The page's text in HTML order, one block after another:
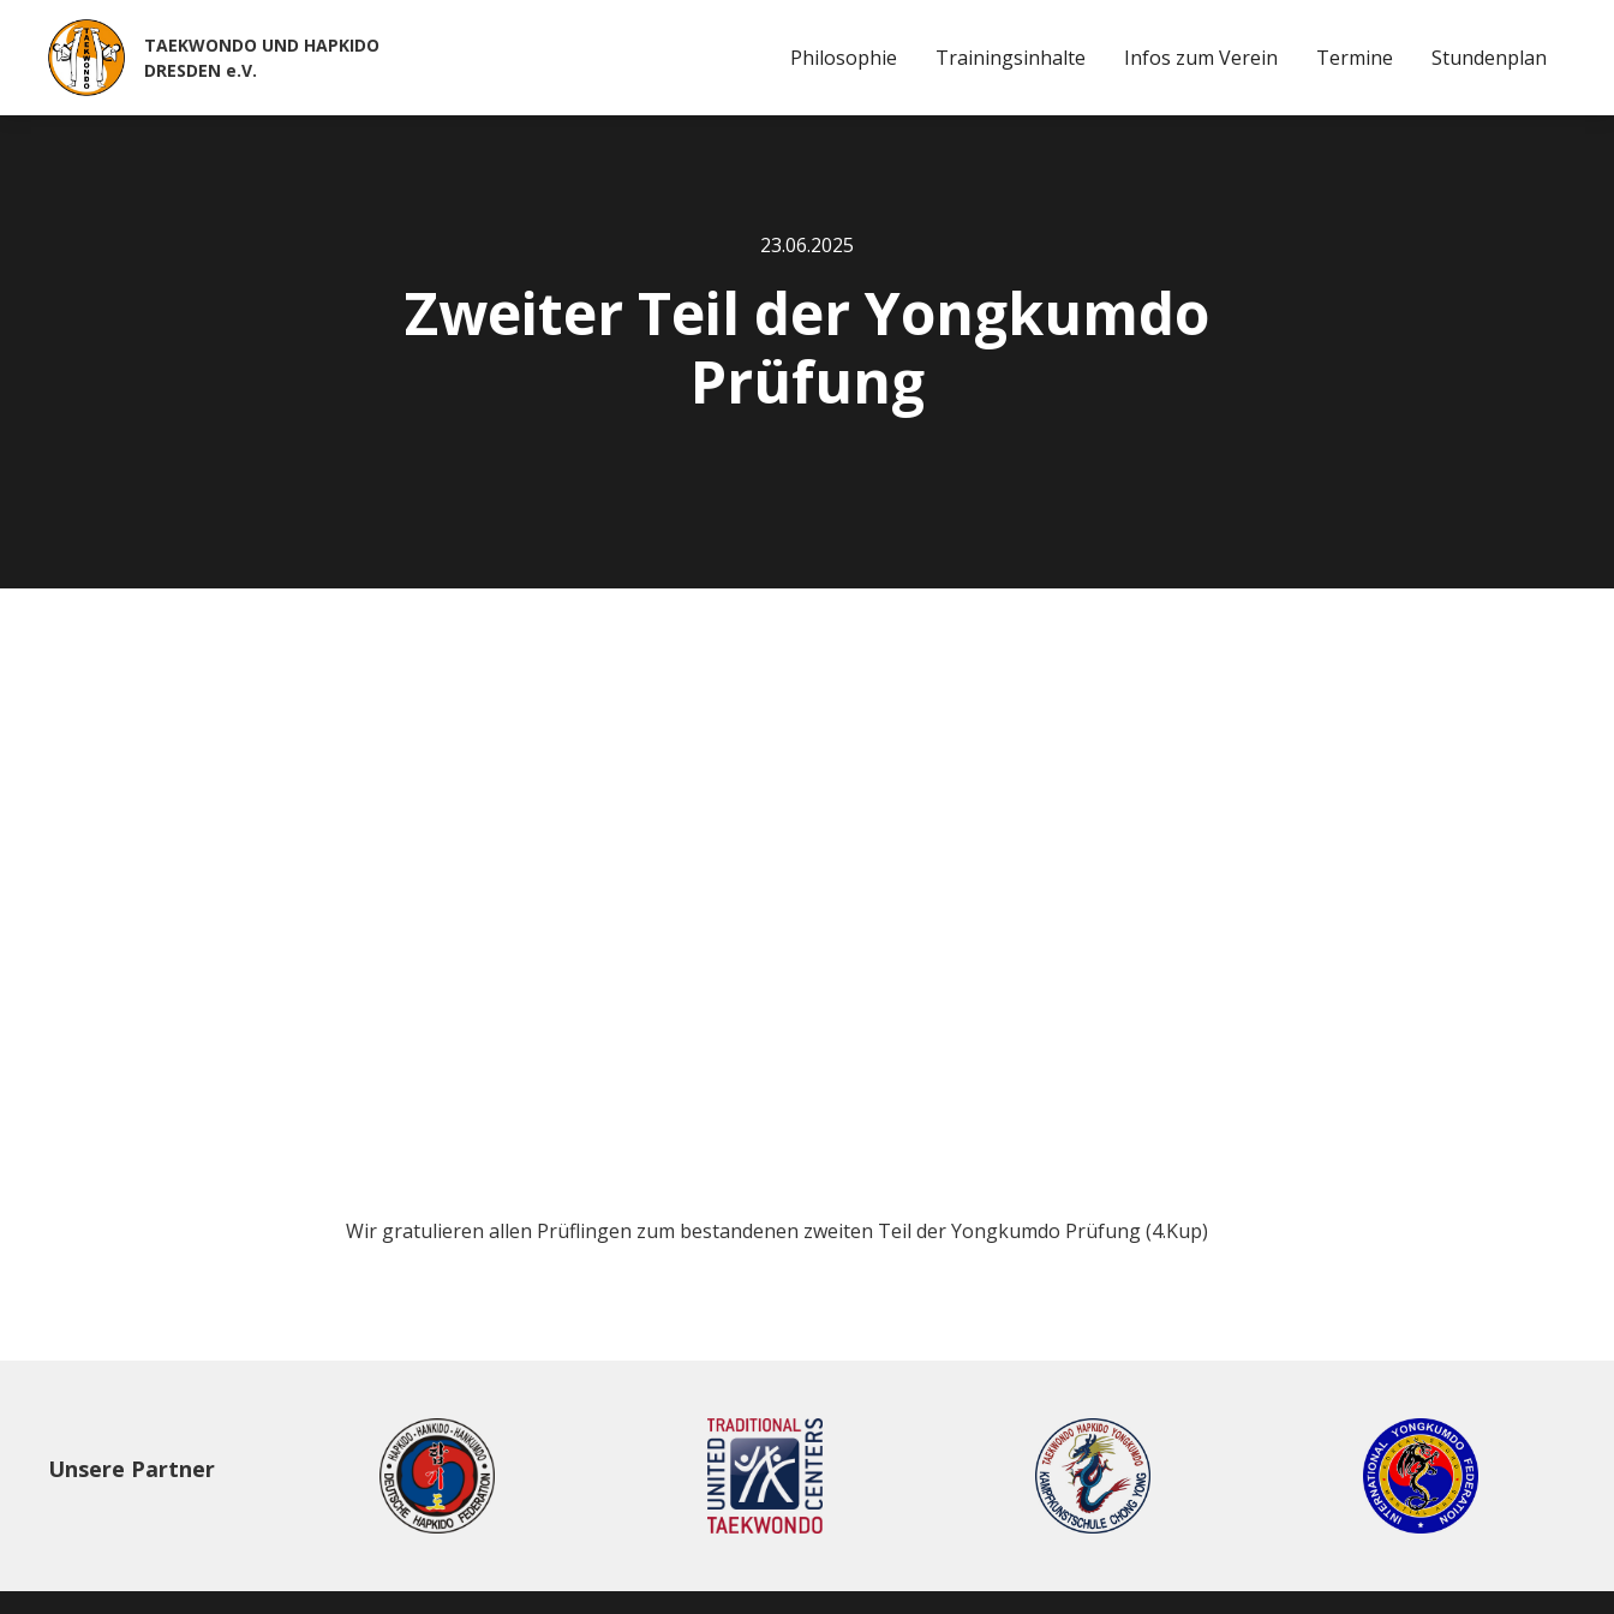
TAEKWONDO UND HAPKIDO
DRESDEN e.V.
Philosophie Trainingsinhalte Infos zum Verein Termine Stundenplan
23.06.2025
Zweiter Teil der Yongkumdo
Prüfung
Wir gratulieren allen Prüflingen zum bestandenen zweiten Teil der Yongkumdo Prüfung (4.Kup)
Unsere Partner